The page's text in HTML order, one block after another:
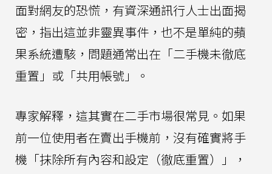
面對網友的恐慌，有資深通訊行人士出面揭
密，指出這並非靈異事件，也不是單純的蘋
果系統遭駭，問題通常出在「二手機未徹底
重置」或「共用帳號」。
專家解釋，這其實在二手市場很常見。如果
前一位使用者在賣出手機前，沒有確實將手
機「抹除所有內容和設定（徹底重置）」，